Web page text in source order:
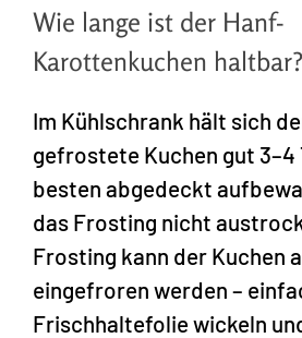
Wie lange ist der Hanf-
Karottenkuchen haltbar?
Im Kühlschrank hält sich
gefrostete Kuchen gut 3–4
besten abgedeckt
das Frosting nicht
Frosting kann der Kuchen
eingefroren werden –
Frischhaltefolie wickeln